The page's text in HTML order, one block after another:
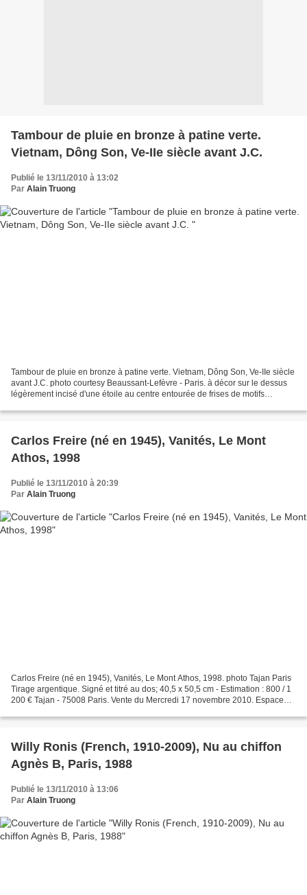
Tambour de pluie en bronze à patine verte.
Vietnam, Dông Son, Ve-IIe siècle avant J.C.
Publié le 13/11/2010 à 13:02
Par Alain Truong
Tambour de pluie en bronze à patine verte. Vietnam, Dông Son, Ve-IIe siècle
avant J.C. photo courtesy Beaussant-Lefèvre - Paris. à décor sur le dessus
légèrement incisé d'une étoile au centre entourée de frises de motifs
Carlos Freire (né en 1945), Vanités, Le Mont
Athos, 1998
Publié le 13/11/2010 à 20:39
Par Alain Truong
Carlos Freire (né en 1945), Vanités, Le Mont Athos, 1998. photo Tajan Paris
Tirage argentique. Signé et titré au dos; 40,5 x 50,5 cm - Estimation : 800 / 1
200 € Tajan - 75008 Paris. Vente du Mercredi 17 novembre 2010. Espace
Willy Ronis (French, 1910-2009), Nu au chiffon
Agnès B, Paris, 1988
Publié le 13/11/2010 à 13:06
Par Alain Truong